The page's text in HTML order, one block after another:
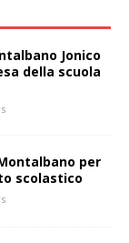
Jonico
della scuola
per
scolastico